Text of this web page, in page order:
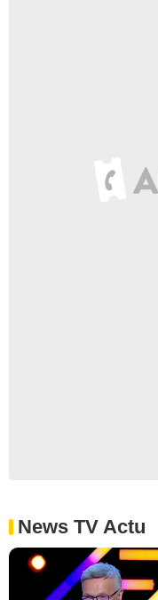
News TV Actu